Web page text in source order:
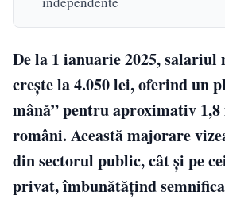
De la 1 ianuarie 2025,
crește la 4.050 lei, oferind un
mână” pentru aproximativ
români. Această majorare
din sectorul public, cât și pe
privat, îmbunătățind